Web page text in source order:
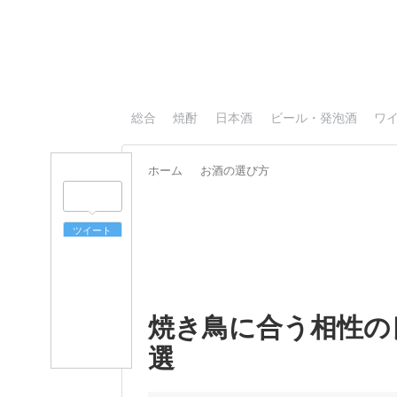
総合 焼酎 日本酒 ビール・発泡酒 ワ
ホーム お酒の選び方
ツイート
焼き鳥に合う相性
選